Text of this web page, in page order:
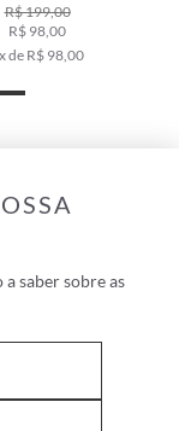
R$ 199,00
R$ 98,00
de R$ 98,00
saber sobre as